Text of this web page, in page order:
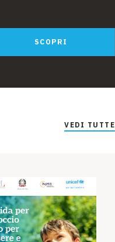
SCOPRI
VEDI TUTTE